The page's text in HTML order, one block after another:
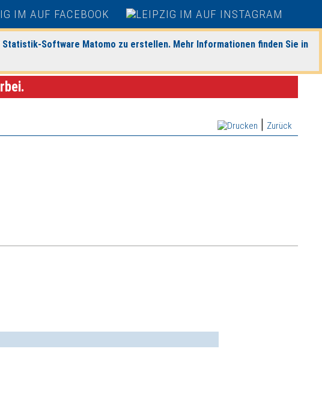
Software Matomo zu erstellen. Mehr Informationen finden Sie in
Zurück